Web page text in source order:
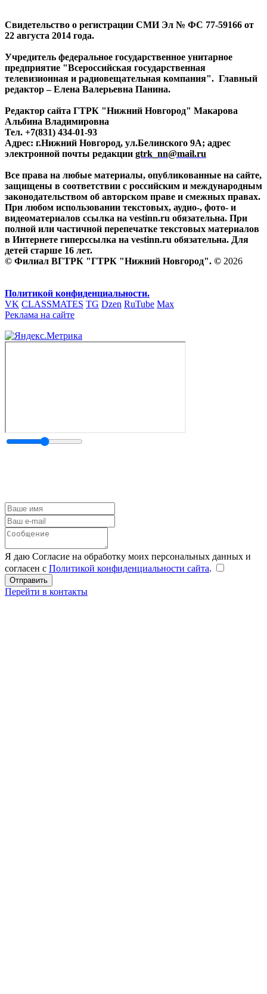
Свидетельство о регистрации СМИ Эл № ФС 77-59166 от
22 августа 2014 года.
Учредитель федеральное государственное унитарное
предприятие "Всероссийская государственная
телевизионная и радиовещательная компания". Главный
редактор – Елена Валерьевна Панина.
Редактор сайта ГТРК "Нижний Новгород" Макарова
Альбина Владимировна
Тел. +7(831) 434-01-93
Адрес: г.Нижний Новгород, ул.Белинского 9А; адрес
электронной почты редакции gtrk_nn@mail.ru
Все права на любые материалы, опубликованные на сайте,
защищены в соответствии с российским и международным
законодательством об авторском праве и смежных правах.
При любом использовании текстовых, аудио-, фото- и
видеоматериалов ссылка на vestinn.ru обязательна. При
полной или частичной перепечатке текстовых материалов
в Интернете гиперссылка на vestinn.ru обязательна. Для
детей старше 16 лет.
© Филиал ВГТРК "ГТРК "Нижний Новгород". © 2026
Политикой конфиденциальности.
VK CLASSMATES TG Dzen RuTube Max
Реклама на сайте
Я даю Согласие на обработку моих персональных данных и
согласен с Политикой конфиденциальности сайта.
Перейти в контакты